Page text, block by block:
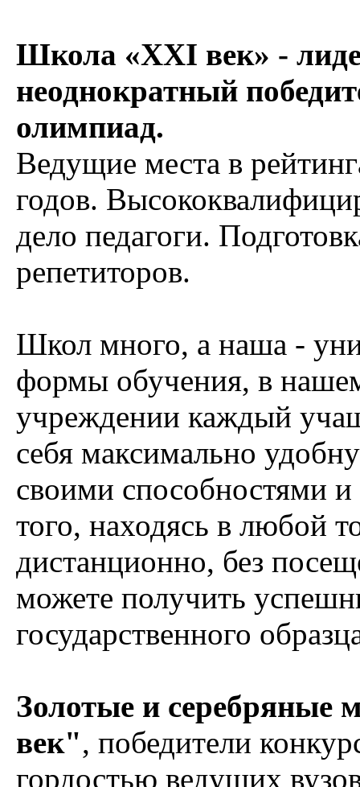
Школа «XXI век» -
неоднократный
олимпиад.
Ведущие места в
годов.
дело педагоги.
репетиторов.
Школ много, а наша -
формы обучения, в
учреждении каждый
себя максимально
своими способностями
того, находясь в любой
дистанционно, без
можете получить
государственного
Золотые и
век", победители
гордостью ведущих